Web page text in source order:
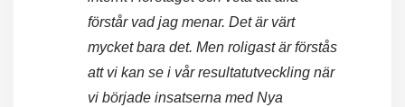
förstår vad jag menar. Det är värt
mycket bara det. Men roligast är förstås
att vi kan se i vår resultatutveckling när
vi började insatserna med Nya